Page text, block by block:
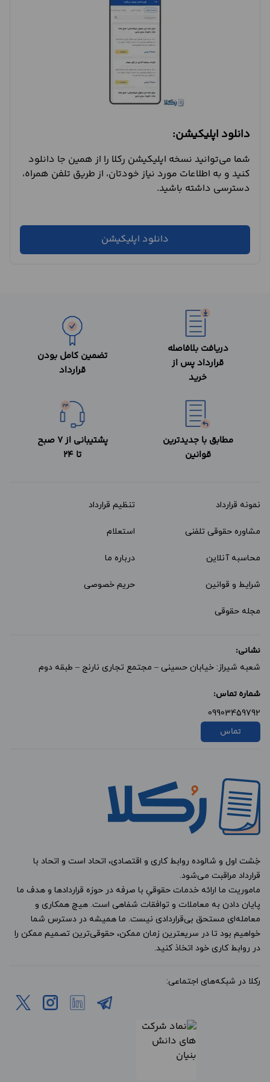
دانلود اپلیکیشن:
شما می‌توانید نسخه اپلیکیشن رکلا را از همین جا دانلود
کنید و به اطلاعات مورد نیاز خودتان، از طریق تلفن همراه،
دسترسی داشته باشید.
دانلود اپلیکیشن
دریافت بلافاصله
قرارداد پس از
خرید
تضمین کامل بودن
قرارداد
مطابق با جدیدترین
قوانین
پشتیبانی از 7 صبح
تا 24
نمونه قرارداد‌ تنظیم قرارداد
مشاوره حقوقی تلفنی استعلام
محاسبه آنلاین درباره ما
شرایط و قوانین حریم خصوصی
مجله حقوقی
نشانی:
شعبه شیراز: خیابان حسینی – مجتمع تجاری نارنج – طبقه دوم
شماره تماس:
09903459792
تماس
خِشت اول و شالوده روابط کاری و اقتصادی، اتحاد است و اتحاد با
قرارداد مراقبت می‌شود.
ماموریت ما ارائه خدمات حقوقیِ با صرفه در حوزه قراردادها و هدف ما
پایان دادن به معاملات و توافقات شفاهی است. هیچ همکاری و
معامله‌ای مستحق بی‌قراردادی نیست. ما همیشه در دسترس شما
خواهیم بود تا در سریعترین زمان ممکن، حقوقی‌ترین تصمیم ممکن را
در روابط کاری خود اتخاذ کنید.
رکلا در شبکه‌های اجتماعی: